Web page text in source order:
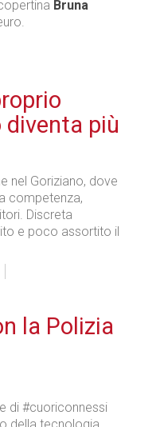
Bruna
diventa più
nel Goriziano, dove
competenza,
Discreta
e poco assortito il
la Polizia
di #cuoriconnessi